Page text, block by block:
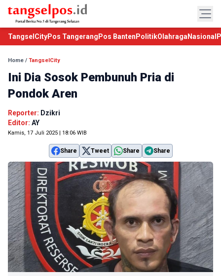
TangselCityPos Tangerang Pos Banten PolitikOlahraga Nasional
Home / TangselCity
Ini Dia Sosok Pembunuh Pria di
Pondok Aren
Reporter: Dzikri
Editor: AY
Kamis, 17 Juli 2025 | 18:06 WIB
Share Tweet Share Share